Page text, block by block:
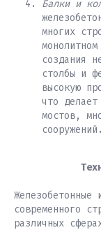
Балки и
многих
создания
столбы и
высокую
что делает
мостов,
сооружений.
Железобетонные
современного
различных